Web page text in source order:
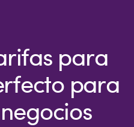
para
para